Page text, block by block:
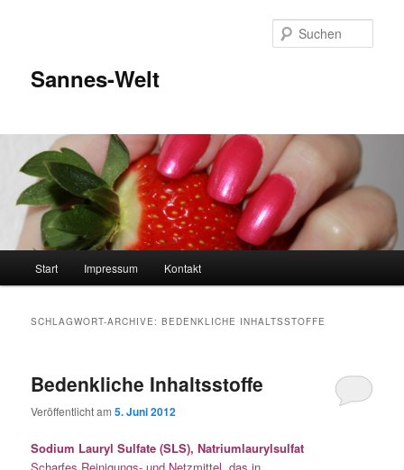
Sannes-Welt
Start Impressum Kontakt
SCHLAGWORT-ARCHIVE:BEDENKLICHE INHALTSSTOFFE
Bedenkliche Inhaltsstoffe
Veröffentlicht am5. Juni 2012
Sodium Lauryl Sulfate (SLS), Natriumlaurylsulfat